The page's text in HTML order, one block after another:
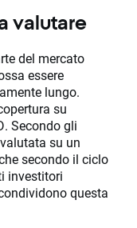
valutare
del mercato
essere
lungo.
su
Secondo gli
su un
secondo il ciclo
investitori
questa